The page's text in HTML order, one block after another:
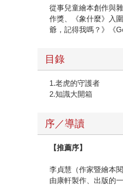
從事兒童繪本創作與
作獎、《象什麼》入
爺，記得我嗎？》《
目錄
1.老虎的守護者
2.知識大開箱
序／導讀
【推薦序】
李貞慧（作家暨繪本
由康軒製作、出版的